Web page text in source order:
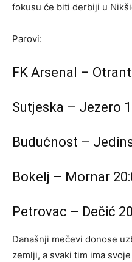
fokusu će biti derbiji u
Parovi:
FK Arsenal –
Sutjeska – Jezero
Budućnost –
Bokelj – Mornar
Petrovac – Dečić
Današnji mečevi donose
zemlji, a svaki tim ima